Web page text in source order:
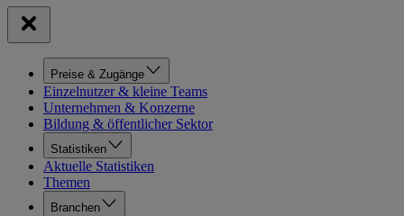
Preise & Zugänge
Einzelnutzer & kleine Teams
Unternehmen & Konzerne
Bildung & öffentlicher Sektor
Statistiken
Aktuelle Statistiken
Themen
Branchen